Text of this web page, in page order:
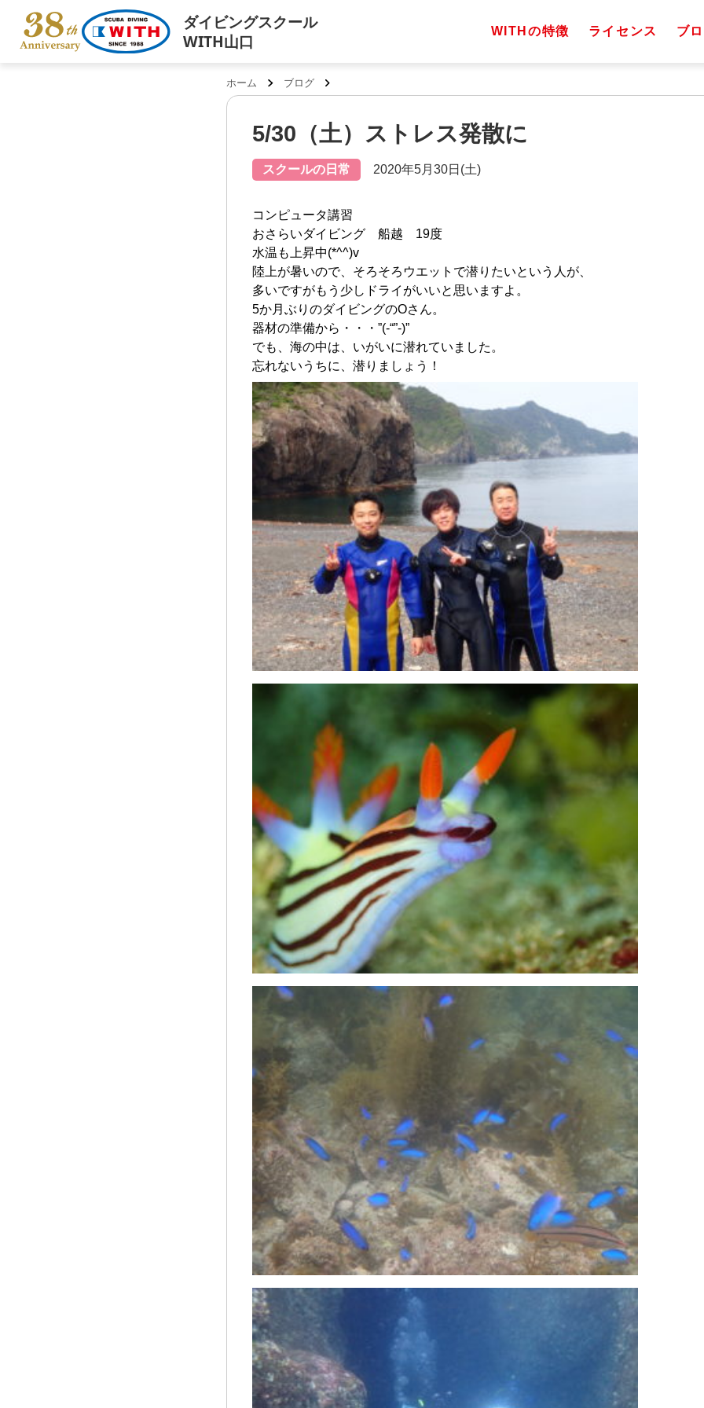
ダイビングスクール
WITH山口
WITHの特徴 ライセンス ブ
ホーム ブログ
5/30（土）ストレス発散に
スクールの日常 2020年5月30日(土)
コンピュータ講習
おさらいダイビング 船越 19度
水温も上昇中(*^^)v
陸上が暑いので、そろそろウエットで潜りたいという人が、
多いですがもう少しドライがいいと思いますよ。
5か月ぶりのダイビングのOさん。
器材の準備から・・・”(-“”-)”
でも、海の中は、いがいに潜れていました。
忘れないうちに、潜りましょう！